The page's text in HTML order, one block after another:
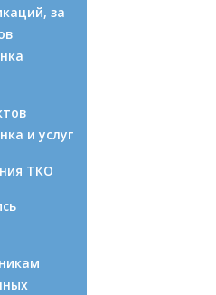
за
и услуг
ТКО